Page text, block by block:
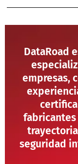
DataRoad
empresas,
seguridad